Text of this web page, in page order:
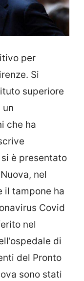
per
Si
superiore
un
che ha
è presentato
nel
il tampone ha
Covid
nel
di
del Pronto
sono stati